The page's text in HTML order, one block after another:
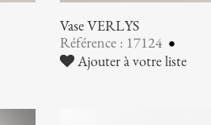
Vase VERLYS
Référence : 17124
Ajouter à votre liste